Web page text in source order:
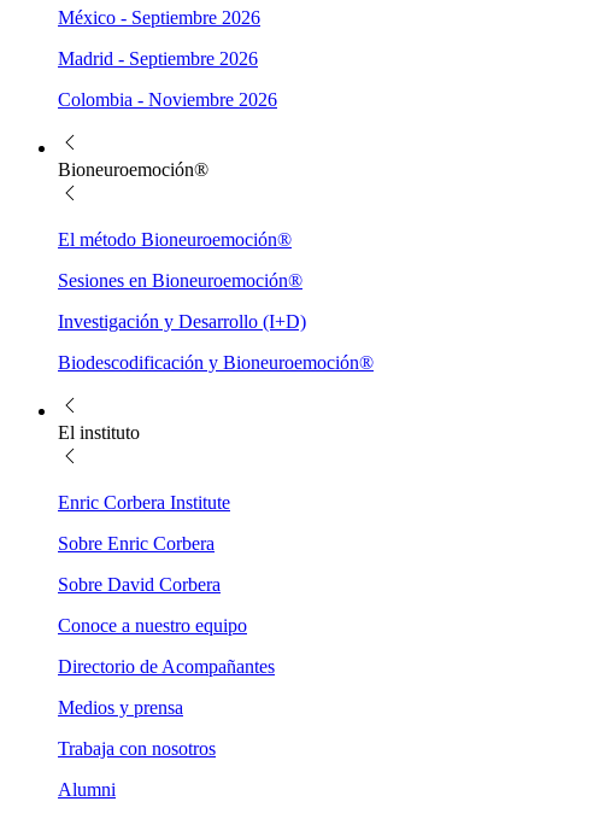
México - Septiembre 2026
Madrid - Septiembre 2026
Colombia - Noviembre 2026
Bioneuroemoción®
El método Bioneuroemoción®
Sesiones en Bioneuroemoción®
Investigación y Desarrollo (I+D)
Biodescodificación y Bioneuroemoción®
El instituto
Enric Corbera Institute
Sobre Enric Corbera
Sobre David Corbera
Conoce a nuestro equipo
Directorio de Acompañantes
Medios y prensa
Trabaja con nosotros
Alumni